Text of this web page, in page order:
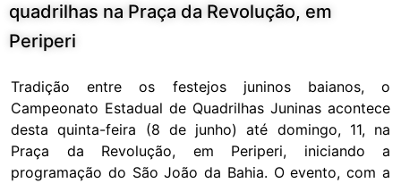
quadrilhas na Praça da Revolução, em
Periperi
Tradição entre os festejos juninos baianos, o
Campeonato Estadual de Quadrilhas Juninas acontece
desta quinta-feira (8 de junho) até domingo, 11, na
Praça da Revolução, em Periperi, iniciando a
programação do São João da Bahia. O evento, com a